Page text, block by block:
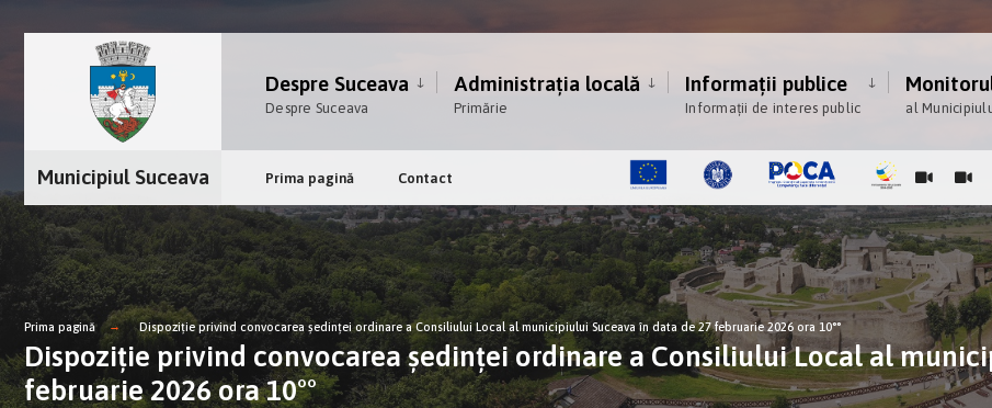
Despre Suceava
Despre Suceava
Administrația locală
Primărie
Informații publice
Informații de interes public al
Municipiul Suceava Prima pagină Contact
Prima pagină Dispoziție privind convocarea şedinţei ordinare a Consiliului Local al municipiului Suceava în data de 27 februarie 2026 ora 10°°
Dispoziție privind convocarea şedinţei ordinare a Consiliului Local al
februarie 2026 ora 10°°